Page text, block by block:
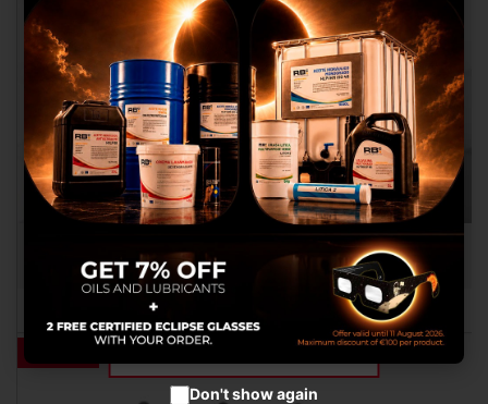
VALVE HYDRAULIQUE COMPATIBLE MA 577162
RB060361
personnaliser le contenu et les
annonces, d’offrir des
fonctionnalités relatives aux médias
sociaux et analyser notre trafic.
Nous partageons également des
informations sur l’utilisation de
notre site avec nos partenaires des
médias sociaux, de publicité et
d’analyse, qui peuvent combiner
celles-ci avec autres informations
que vous leurs avez fournies ou
qu’ils ont collectées lors de votre
Configurer les cookies
Accepter les cookies
Don't show again